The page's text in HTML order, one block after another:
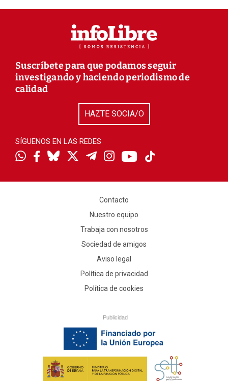
Suscríbete para que podamos seguir
investigando y haciendo periodismo de
calidad
HAZTE SOCIA/O
SÍGUENOS EN LAS REDES
Contacto
Nuestro equipo
Trabaja con nosotros
Sociedad de amigos
Aviso legal
Política de privacidad
Política de cookies
Publicidad